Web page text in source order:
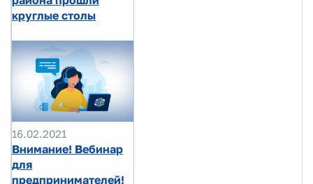
круглые столы
16.02.2021
Внимание! Вебинар
для
предпринимателей!